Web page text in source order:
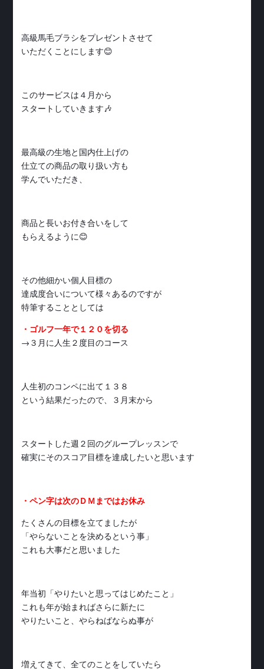
高級馬毛ブラシをプレゼントさせて
いただくことにします😊
このサービスは４月から
スタートしていきます🎶
最高級の生地と国内仕上げの
仕立ての商品の取り扱い方も
学んでいただき、
商品と長いお付き合いをして
もらえるように😊
その他細かい個人目標の
達成度合いについて様々あるのですが
特筆することとしては
・ゴルフ一年で１２０を切る
→３月に人生２度目のコース
人生初のコンペに出て１３８
という結果だったので、３月末から
スタートした週２回のグループレッスンで
確実にそのスコア目標を達成したいと思います
・ペン字は次のＤＭまではお休み
たくさんの目標を立てましたが
「やらないことを決めるという事」
これも大事だと思いました
年当初「やりたいと思ってはじめたこと」
これも年が始まればさらに新たに
やりたいこと、やらねばならぬ事が
増えてきて、全てのことをしていたら